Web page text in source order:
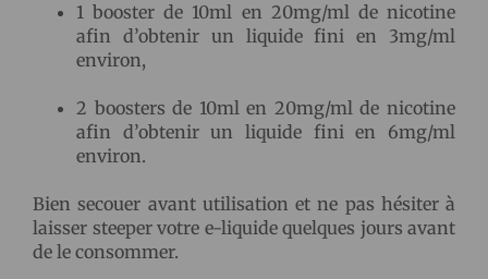
1 booster de 10ml en 20mg/ml de nicotine
afin d’obtenir un liquide fini en 3mg/ml
environ,
2 boosters de 10ml en 20mg/ml de nicotine
afin d’obtenir un liquide fini en 6mg/ml
environ.
Bien secouer avant utilisation et ne pas hésiter à
laisser steeper votre e-liquide quelques jours avant
de le consommer.